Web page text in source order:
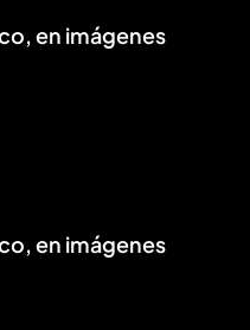
en imágenes
en imágenes